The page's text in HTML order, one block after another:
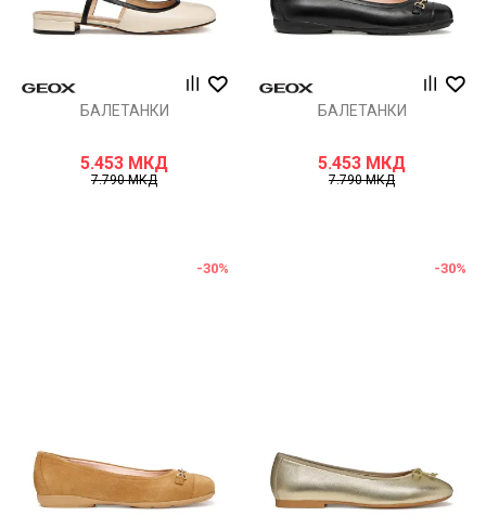
БАЛЕТАНКИ
5.453 МКД
7.790МКД
БАЛЕТАНКИ
5.453 МКД
7.790МКД
-30% -30%